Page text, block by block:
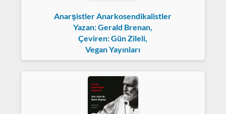
Anarşistler Anarkosendikalistler
Yazan: Gerald Brenan,
Çeviren: Gün Zileli,
Vegan Yayınları